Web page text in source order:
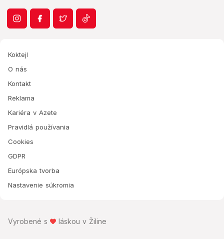
Koktejl
O nás
Kontakt
Reklama
Kariéra v Azete
Pravidlá používania
Cookies
GDPR
Európska tvorba
Nastavenie súkromia
Vyrobené s láskou v Žiline